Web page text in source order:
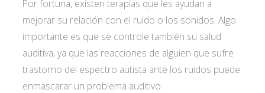
Por fortuna, existen terapias que les ayudan a
mejorar su relación con el ruido o los sonidos. Algo
importante es que se controle también su salud
auditiva, ya que las reacciones de alguien que sufre
trastorno del espectro autista ante los ruidos puede
enmascarar un problema auditivo.